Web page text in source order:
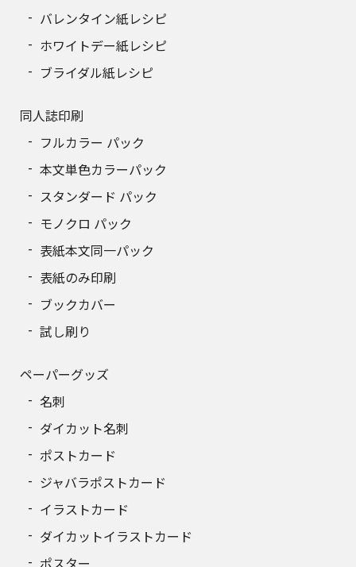
190
200
220
230
240
250
260
270
280
290
310
320
340
バレンタイン紙レシピ
ホワイトデー紙レシピ
ブライダル紙レシピ
同人誌印刷
フルカラー パック
本文単色カラーパック
スタンダード パック
モノクロ パック
表紙本文同一パック
表紙のみ印刷
ブックカバー
試し刷り
ペーパーグッズ
名刺
ダイカット名刺
ポストカード
ジャバラポストカード
イラストカード
ダイカットイラストカード
ポスター